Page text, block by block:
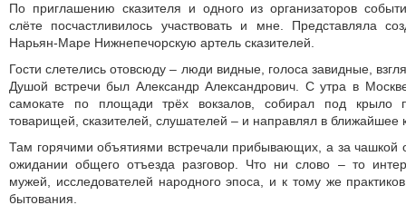
По приглашению сказителя и одного из организаторов
слёте посчастливилось участвовать и мне. Представляла
Нарьян-Маре Нижнепечорскую артель сказителей.
Гости слетелись отовсюду – люди видные, голоса завидные,
Душой встречи был Александр Александрович. С утра в
самокате по площади трёх вокзалов, собирал под крыло
товарищей, сказителей, слушателей – и направлял в ближайшее
Там горячими объятиями встречали прибывающих, а за чашкой
ожидании общего отъезда разговор. Что ни слово – то
мужей, исследователей народного эпоса, и к тому же
бытования.